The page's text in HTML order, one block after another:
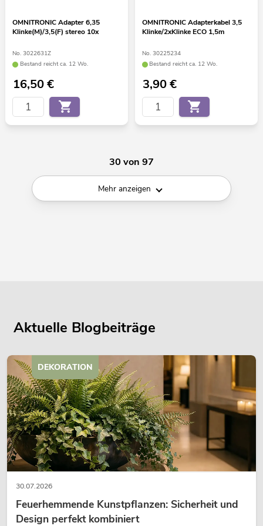
OMNITRONIC Adapter 6,35
Klinke(M)/3,5(F) stereo 10x
No. 3022631Z
Bestand reicht ca. 12 Wo.
16,50€
OMNITRONIC Adapterkabel 3,5
Klinke/2xKlinke ECO 1,5m
No. 30225234
Bestand reicht ca. 12 Wo.
3,90€
30 von 97
Mehr anzeigen
Aktuelle Blogbeiträge
30.07.2026
Feuerhemmende Kunstpflanzen: Sicherheit und
Design perfekt kombiniert
DEKORATION